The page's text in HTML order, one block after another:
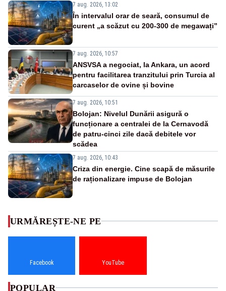
7 aug. 2026, 13:02
În intervalul orar de seară, consumul de
curent „a scăzut cu 200-300 de megawați”
7 aug. 2026, 10:57
ANSVSA a negociat, la Ankara, un acord
pentru facilitarea tranzitului prin Turcia al
carcaselor de ovine și bovine
7 aug. 2026, 10:51
Bolojan: Nivelul Dunării asigură o
funcționare a centralei de la Cernavodă
de patru-cinci zile dacă debitele vor
scădea
7 aug. 2026, 10:43
Criza din energie. Cine scapă de măsurile
de raționalizare impuse de Bolojan
URMĂREȘTE-NE PE
Facebook YouTube
POPULAR